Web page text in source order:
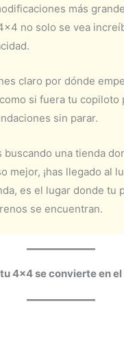
más
no solo se vea
claro por dónde
si fuera tu
sin parar.
buscando una tienda
mejor, ¡has llegado al
es el lugar donde tu
se encuentran.
4×4 se convierte en